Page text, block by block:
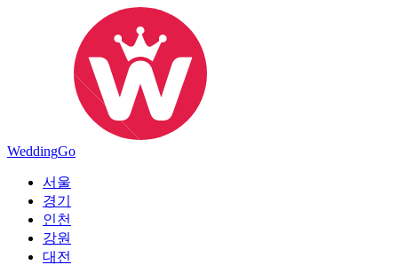
WeddingGo
서울
경기
인천
강원
대전